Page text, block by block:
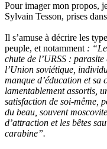
Pour imager mon propos,
Sylvain Tesson, prises dans
Il s’amuse à décrire les
peuple, et notamment :
chute de l’URSS :
l’Union soviétique,
manque d’éducation et sa
lamentablement assortis,
satisfaction de soi-même,
du beau, souvent
d’attraction et les bêtes
carabine”.